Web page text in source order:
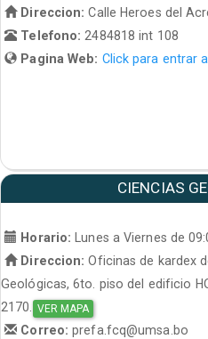
Direccion: Calle Heroes del
Telefono: 2484818 int 108
Pagina Web: Click para entrar
CIENCIAS
Horario: Lunes a Viernes de
Direccion: Oficinas de kardex
Geológicas, 6to. piso del edificio
2170. VER MAPA
Correo:prefa.fcq@umsa.bo